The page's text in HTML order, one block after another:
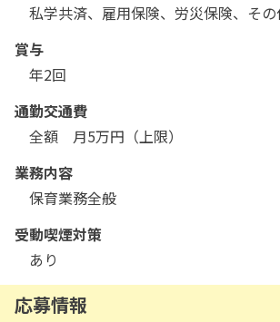
私学共済、雇用保険、労災保険、そ
賞与
年2回
通勤交通費
全額　月5万円（上限）
業務内容
保育業務全般
受動喫煙対策
あり
応募情報